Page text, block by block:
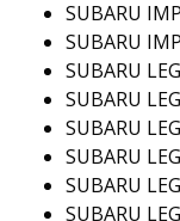
SUBARU
SUBARU
SUBARU
SUBARU
SUBARU
SUBARU
SUBARU
SUBARU